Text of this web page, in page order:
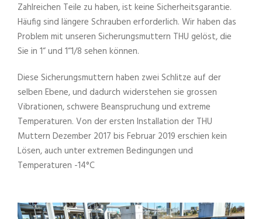
Zahlreichen Teile zu haben, ist keine Sicherheitsgarantie.
Häufig sind längere Schrauben erforderlich. Wir haben das
Problem mit unseren Sicherungsmuttern THU gelöst, die
Sie in 1“ und 1“1/8 sehen können.
Diese Sicherungsmuttern haben zwei Schlitze auf der
selben Ebene, und dadurch widerstehen sie grossen
Vibrationen, schwere Beanspruchung und extreme
Temperaturen. Von der ersten Installation der THU
Muttern Dezember 2017 bis Februar 2019 erschien kein
Lösen, auch unter extremen Bedingungen und
Temperaturen -14°C